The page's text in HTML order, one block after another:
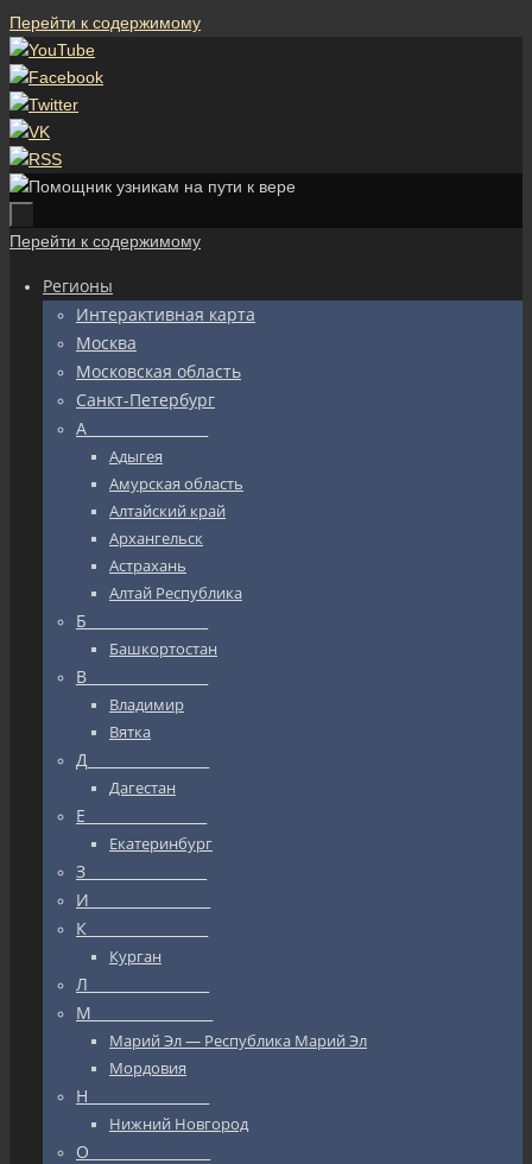
Перейти к содержимому
Перейти к содержимому
Регионы
Интерактивная карта
Москва
Московская область
Санкт-Петербург
А_________________
Адыгея
Амурская область
Алтайский край
Архангельск
Астрахань
Алтай Республика
Б_________________
Башкортостан
В_________________
Владимир
Вятка
Д_________________
Дагестан
Е_________________
Екатеринбург
З_________________
И_________________
К_________________
Курган
Л_________________
М_________________
Марий Эл — Республика Марий Эл
Мордовия
Н_________________
Нижний Новгород
О_________________